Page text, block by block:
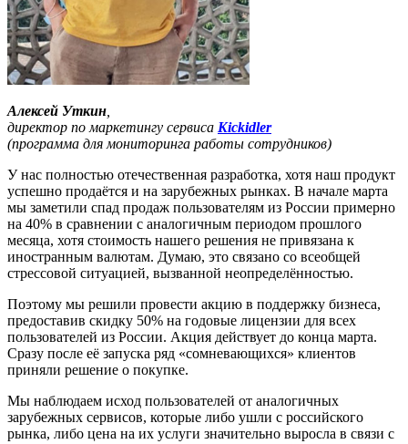
Алексей Уткин,
директор по маркетингу сервиса Kickidler
(программа для мониторинга работы сотрудников)
У нас полностью отечественная разработка, хотя наш продукт
успешно продаётся и на зарубежных рынках. В начале марта
мы заметили спад продаж пользователям из России примерно
на 40% в сравнении с аналогичным периодом прошлого
месяца, хотя стоимость нашего решения не привязана к
иностранным валютам. Думаю, это связано со всеобщей
стрессовой ситуацией, вызванной неопределённостью.
Поэтому мы решили провести акцию в поддержку бизнеса,
предоставив скидку 50% на годовые лицензии для всех
пользователей из России. Акция действует до конца марта.
Сразу после её запуска ряд «сомневающихся» клиентов
приняли решение о покупке.
Мы наблюдаем исход пользователей от аналогичных
зарубежных сервисов, которые либо ушли с российского
рынка, либо цена на их услуги значительно выросла в связи с